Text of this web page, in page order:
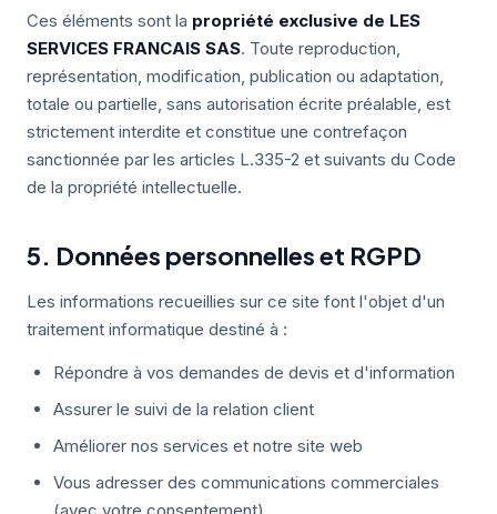
Ces éléments sont la propriété exclusive de LES
SERVICES FRANCAIS SAS. Toute reproduction,
représentation, modification, publication ou adaptation,
totale ou partielle, sans autorisation écrite préalable, est
strictement interdite et constitue une contrefaçon
sanctionnée par les articles L.335-2 et suivants du Code
de la propriété intellectuelle.
5. Données personnelles et RGPD
Les informations recueillies sur ce site font l'objet d'un
traitement informatique destiné à :
Répondre à vos demandes de devis et d'information
Assurer le suivi de la relation client
Améliorer nos services et notre site web
Vous adresser des communications commerciales